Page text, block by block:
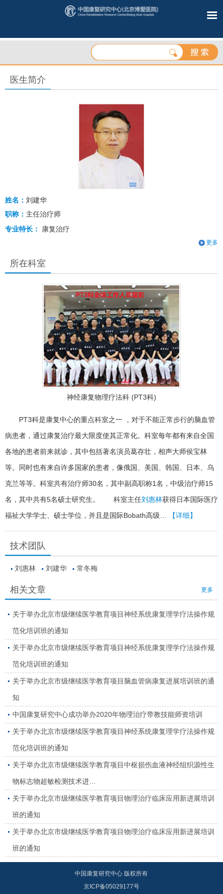
医生简介
姓名： 刘建华
职称： 主任治疗师
专业特长：
康复治疗
更多
所在科室
神经康复物理疗法科 (PT3科)
PT3科是康复中心的重点科室之一 ，对于不能正常步行的脑血管
病患者，通过康复治疗最大限度使其正常化。科室每年都有来自全国
各地的患者前来就诊，其中包括著名演员葛存壮，相声大师侯宝林
等。同时也有来自许多国家的患者，像俄国、美国、韩国、日本、乌
克兰等等。科室共有治疗师30名，其中副高职称1名，中级治疗师15
名，其中共有5名硕士研究生。 科室主任刘惠林获得日本国际医疗
福祉大学学士、硕士学位，并且是国际Bobath高级…
【详细】
技术团队
刘惠林 刘建华 常冬梅
更多
相关文章
关于举办北京市级继续医学教育项目神经系统康复理学疗法操作规
范化培训班的通知
关于举办北京市级继续医学教育项目神经系统康复理学疗法操作规
范化培训班的通知
关于举办北京市级继续医学教育项目脑血管病康复进展培训班的通
知
中国康复研究中心成功举办2020年物理治疗带教技能师资培训
关于举办北京市级继续医学教育项目神经系统康复理学疗法操作规
范化培训班的通知
关于举办北京市级继续医学教育项目中枢损伤血液神经组织源性生
物标志物超敏检测技术进…
关于举办北京市级继续医学教育项目物理治疗临床应用新进展培训
班的通知
关于举办北京市级继续医学教育项目物理治疗临床应用新进展培训
班的通知
中国康复研究中心 版权所有
京ICP备05029177号